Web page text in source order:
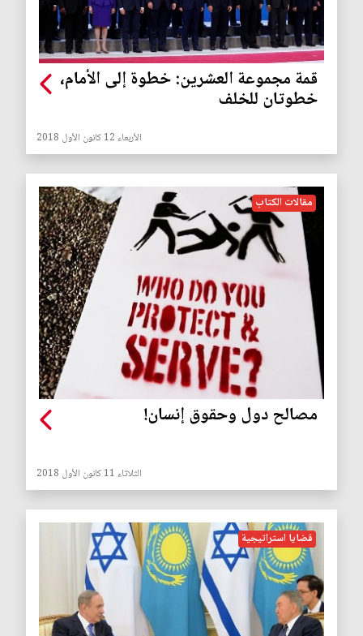
قمة مجموعة العشرين: خطوة إلى الأمام،
خطوتان للخلف
الأربعاء 12 كانون الأول 2018
مقالات الكتاب
مصالح دول وحقوق إنسان!
الثلاثاء 11 كانون الأول 2018
قضايا استراتيجية